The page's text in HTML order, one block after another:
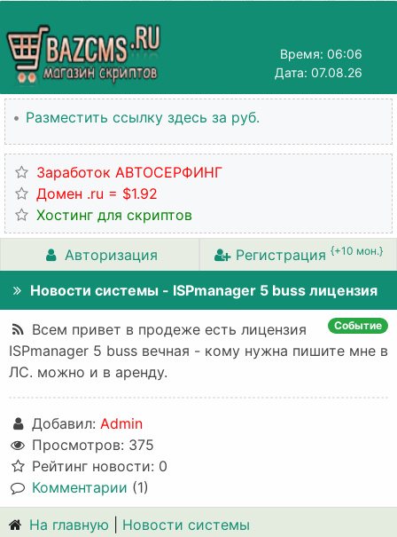
Время: 06:06
Дата: 07.08.26
• Разместить ссылку здесь за руб.
Заработок АВТОСЕРФИНГ
Домен .ru = $1.92
Хостинг для скриптов
Авторизация Регистрация{+10 мон.}
Новости системы - ISPmanager 5 buss лицензия
Событие
Всем привет в продеже есть лицензия
ISPmanager 5 buss вечная - кому нужна пишите мне в
ЛС. можно и в аренду.
Добавил: Admin
Просмотров: 375
Рейтинг новости: 0
Комментарии (1)
На главную Новости системы